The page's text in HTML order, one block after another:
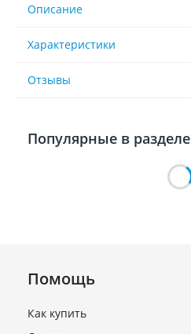
Описание
Характеристики
Отзывы
Популярные в разделе
Помощь
Как купить